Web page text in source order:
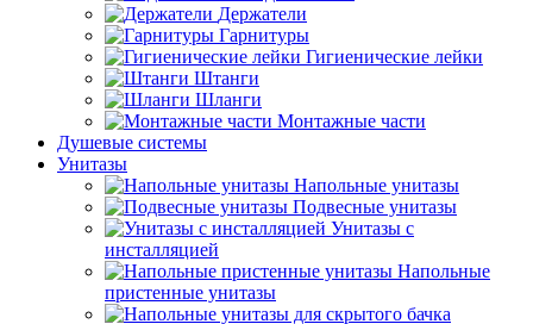
Держатели
Гарнитуры
Гигиенические лейки
Штанги
Шланги
Монтажные части
Душевые системы
Унитазы
Напольные унитазы
Подвесные унитазы
Унитазы с
инсталляцией
Напольные
пристенные унитазы